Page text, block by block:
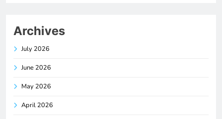
Archives
July 2026
June 2026
May 2026
April 2026